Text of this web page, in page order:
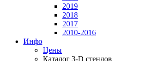
2019
2018
2017
2010-2016
Инфо
Цены
Каталог 3-D стендов